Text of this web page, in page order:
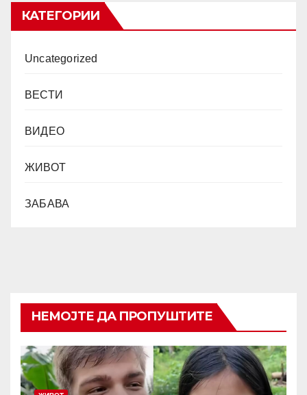
КАТЕГОРИИ
Uncategorized
ВЕСТИ
ВИДЕО
ЖИВОТ
ЗАБАВА
НЕМОЈТЕ ДА ПРОПУШТИТЕ